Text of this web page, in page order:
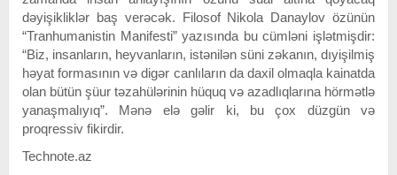
dəyişikliklər baş verəcək. Filosof Nikola Danaylov özünün
“Tranhumanistin Manifesti” yazısında bu cümləni işlətmişdir:
“Biz, insanların, heyvanların, istənilən süni zəkanın, dıyişilmiş
həyat formasının və digər canlıların da daxil olmaqla kainatda
olan bütün şüur təzahülərinin hüquq və azadlıqlarına hörmətlə
yanaşmalıyıq”. Mənə elə gəlir ki, bu çox düzgün və
proqressiv fikirdir.
Technote.az